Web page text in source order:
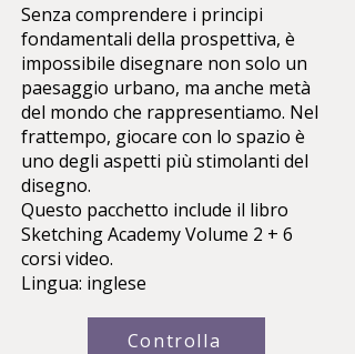
Senza comprendere i principi
fondamentali della prospettiva, è
impossibile disegnare non solo un
paesaggio urbano, ma anche metà
del mondo che rappresentiamo. Nel
frattempo, giocare con lo spazio è
uno degli aspetti più stimolanti del
disegno.
Questo pacchetto include il libro
Sketching Academy Volume 2 + 6
corsi video.
Lingua: inglese
Controlla